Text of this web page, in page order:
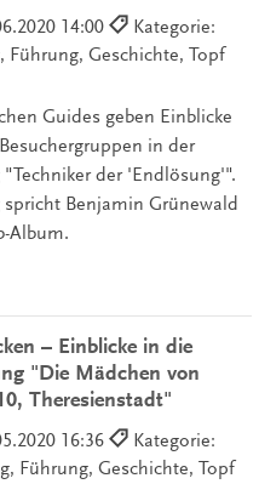
14:00
Kategorie:
Führung, Geschichte, Topf
Guides geben Einblicke
in der
der 'Endlösung'".
Benjamin Grünewald
Album.
– Einblicke in die
"Die Mädchen von
Theresienstadt"
16:36
Kategorie:
Führung, Geschichte, Topf